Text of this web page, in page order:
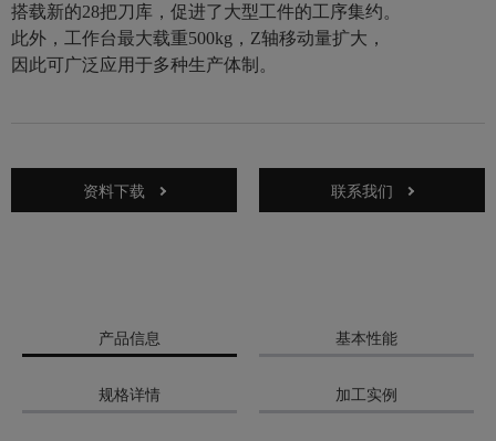
搭载新的28把刀库，促进了大型工件的工序集约。
此外，工作台最大载重500kg，Z轴移动量扩大，
因此可广泛应用于多种生产体制。
资料下载 联系我们
产品信息 基本性能
规格详情 加工实例